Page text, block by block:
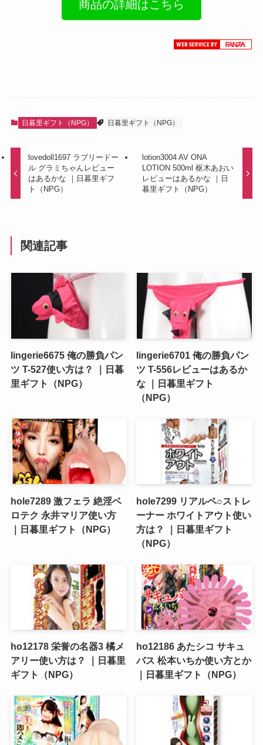
商品の詳細はこちら
日暮里ギフト（NPG） 日暮里ギフト（NPG）
lovedoll1697 ラブリードー
ル グラミちゃんレビュー
はあるかな ｜日暮里ギフ
ト（NPG）
lotion3004 AV ONA
LOTION 500ml 枢木あおい
レビューはあるかな ｜日
暮里ギフト（NPG）
関連記事
lingerie6675 俺の勝負パン
ツ T-527使い方は？ ｜日暮
里ギフト（NPG）
lingerie6701 俺の勝負パン
ツ T-556レビューはあるか
な ｜日暮里ギフト
（NPG）
hole7289 激フェラ 絶淫ベ
ロテク 永井マリア使い方
｜日暮里ギフト（NPG）
hole7299 リアルペ○ストレ
ーナー ホワイトアウト使い
方は？ ｜日暮里ギフト
（NPG）
ho12178 栄誉の名器3 橘メ
アリー使い方は？ ｜日暮里
ギフト（NPG）
ho12186 あたシコ サキュ
バス 松本いちか使い方とか
｜日暮里ギフト（NPG）